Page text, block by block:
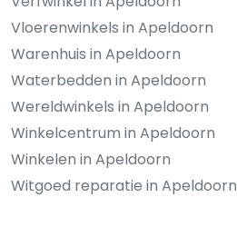
Vloerenwinkels in Apeldoorn
Warenhuis in Apeldoorn
Waterbedden in Apeldoorn
Wereldwinkels in Apeldoorn
Winkelcentrum in Apeldoorn
Winkelen in Apeldoorn
Witgoed reparatie in Apeldoorn